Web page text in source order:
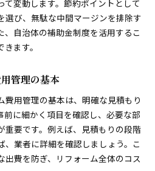
て変動します。節約ポイントとして
選び、無駄な中間マージンを排除す
、自治体の補助金制度を活用するこ
ます。
管理の基本
費用管理の基本は、明確な見積もり
前に細かく項目を確認し、必要な部
重要です。例えば、見積もりの段階
、業者に詳細を確認しましょう。こ
出費を防ぎ、リフォーム全体のコス